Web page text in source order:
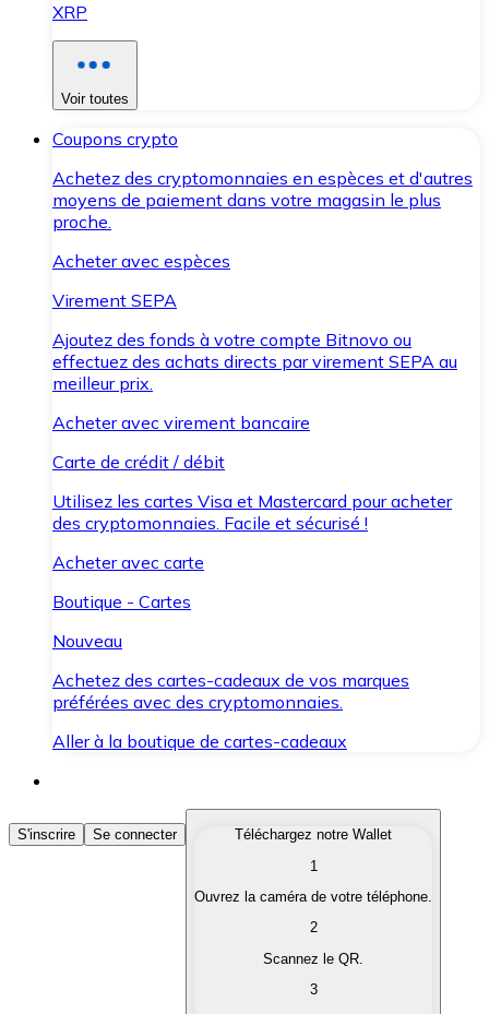
XRP
Voir toutes
Coupons crypto
Achetez des cryptomonnaies en espèces et d'autres
moyens de paiement dans votre magasin le plus
proche.
Acheter avec espèces
Virement SEPA
Ajoutez des fonds à votre compte Bitnovo ou
effectuez des achats directs par virement SEPA au
meilleur prix.
Acheter avec virement bancaire
Carte de crédit / débit
Utilisez les cartes Visa et Mastercard pour acheter
des cryptomonnaies. Facile et sécurisé !
Acheter avec carte
Boutique - Cartes
Nouveau
Achetez des cartes-cadeaux de vos marques
préférées avec des cryptomonnaies.
Aller à la boutique de cartes-cadeaux
Acheter des Cryptomonnaies
Achetez les cryptomonnaies qui vous intéressent
Convertissez vos cryptomonnaies en monnaie
S'inscrire Se connecter
Téléchargez notre Wallet
1
Ouvrez la caméra de votre téléphone.
2
Scannez le QR.
3